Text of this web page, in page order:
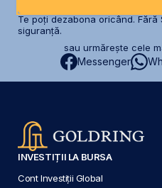
Te poți dezabona oricând. Fără
siguranță.
sau urmărește cele
Messenger
INVESTIȚII LA BURSA
Cont Investiții Global